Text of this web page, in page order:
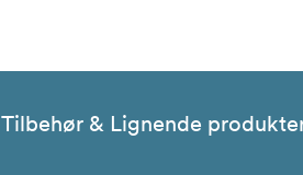
Tilbehør & Lignende